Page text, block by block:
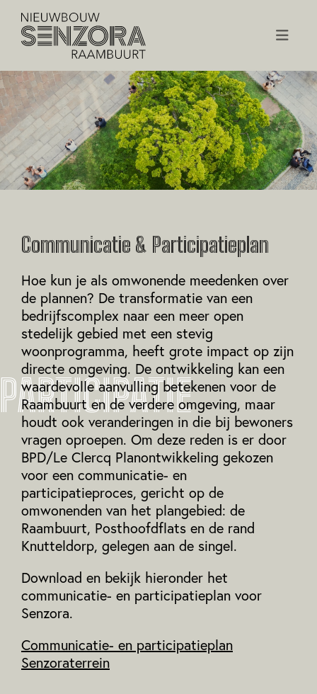
Communicatie & Participatieplan
Hoe kun je als omwonende meedenken over
de plannen? De transformatie van een
bedrijfscomplex naar een meer open
stedelijk gebied met een stevig
woonprogramma, heeft grote impact op zijn
directe omgeving. De ontwikkeling kan een
waardevolle aanvulling betekenen voor de
Raambuurt en de verdere omgeving, maar
houdt ook veranderingen in die bij bewoners
vragen oproepen. Om deze reden is er door
BPD/Le Clercq Planontwikkeling gekozen
voor een communicatie- en
participatieproces, gericht op de
omwonenden van het plangebied: de
Raambuurt, Posthoofdflats en de rand
Knutteldorp, gelegen aan de singel.
Download en bekijk hieronder het
communicatie- en participatieplan voor
Senzora.
Communicatie- en participatieplan
Senzoraterrein